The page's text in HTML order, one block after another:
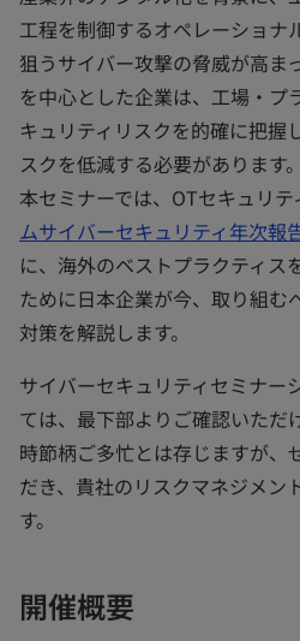
工程を制御するオペレーショナ
狙うサイバー攻撃の脅威が高ま
を中心とした企業は、工場・プ
キュリティリスクを的確に把握
スクを低減する必要があります。
本セミナーでは、OTセキュリテ
ムサイバーセキュリティ年次報
に、海外のベストプラクティス
ために日本企業が今、取り組む
対策を解説します。
サイバーセキュリティセミナー
ては、最下部よりご確認いただ
時節柄ご多忙とは存じますが、
だき、貴社のリスクマネジメン
す。
開催概要